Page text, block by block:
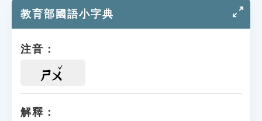
教育部國語小字典
注音：
ㄕㄨ
解釋：